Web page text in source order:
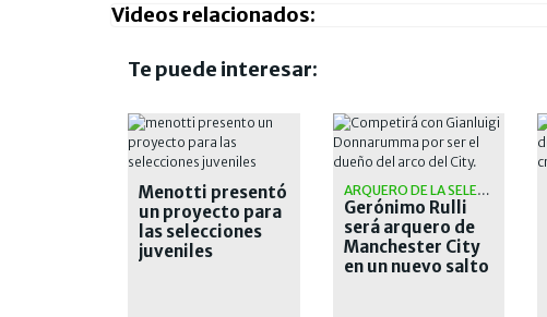
Videos relacionados:
Te puede interesar:
Menotti presentó
un proyecto para
las selecciones
juveniles
ARQUERO DE LA SELECCIÓN
Gerónimo Rulli
será arquero de
Manchester City
en un nuevo salto